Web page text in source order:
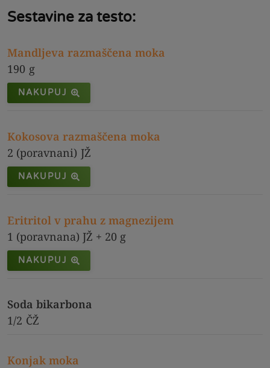
Sestavine za testo:
Mandljeva razmaščena moka
190 g
NAKUPUJ
Kokosova razmaščena moka
2 (poravnani) JŽ
NAKUPUJ
Eritritol v prahu z magnezijem
1 (poravnana) JŽ + 20 g
NAKUPUJ
Soda bikarbona
1/2 ČŽ
Konjak moka